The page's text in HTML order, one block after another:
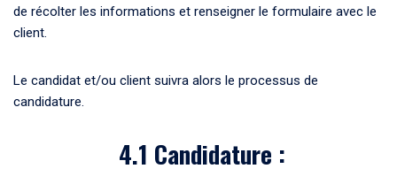
de récolter les informations et renseigner le formulaire avec le
client.
Le candidat et/ou client suivra alors le processus de
candidature.
4.1 Candidature :